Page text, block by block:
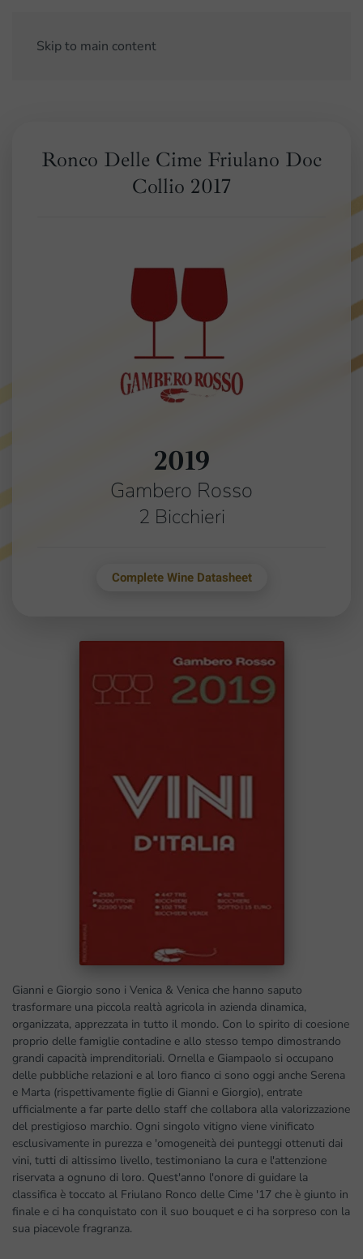
Skip to main content
Ronco Delle Cime Friulano Doc
Collio 2017
2019
Gambero Rosso
2 Bicchieri
Complete Wine Datasheet
Gianni e Giorgio sono i Venica & Venica che hanno saputo
trasformare una piccola realtà agricola in azienda dinamica,
organizzata, apprezzata in tutto il mondo. Con lo spirito di coesione
proprio delle famiglie contadine e allo stesso tempo dimostrando
grandi capacità imprenditoriali. Ornella e Giampaolo si occupano
delle pubbliche relazioni e al loro fianco ci sono oggi anche Serena
e Marta (rispettivamente figlie di Gianni e Giorgio), entrate
ufficialmente a far parte dello staff che collabora alla valorizzazione
del prestigioso marchio. Ogni singolo vitigno viene vinificato
esclusivamente in purezza e 'omogeneità dei punteggi ottenuti dai
vini, tutti di altissimo livello, testimoniano la cura e l'attenzione
riservata a ognuno di loro. Quest'anno l'onore di guidare la
classifica è toccato al Friulano Ronco delle Cime '17 che è giunto in
finale e ci ha conquistato con il suo bouquet e ci ha sorpreso con la
sua piacevole fragranza.